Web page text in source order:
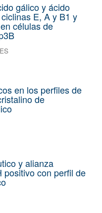
gálico y ácido
E, A y B1 y
células de
en los perfiles de
de
y alianza
positivo con perfil de